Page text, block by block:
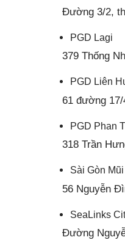
Đường 3/2,
PGD Lagi
379 Thống
PGD Liên
61 đường
PGD Phan
318 Trần
Sài Gòn
56 Nguyễn
SeaLinks
Đường